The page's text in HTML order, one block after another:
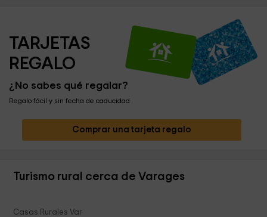
TARJETAS
REGALO
¿No sabes qué regalar?
Regalo fácil y sin fecha de caducidad
Comprar una tarjeta regalo
Turismo rural cerca de Varages
Casas Rurales Var